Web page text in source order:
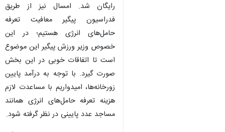
رایگان شد. امسال نیز از طریق
فدراسیون پیگیر معافیت تعرفه
حامل‌های انرژی هستیم؛ در این
خصوص وزیر ورزش پیگیر این موضوع
است تا اتفاقات خوبی در این بخش
صورت گیرد. با توجه به درآمد پایین
زورخانه‌ها، امیدواریم با مساعدت لازم
هزینه تعرفه حامل‌های انرژی همانند
مساجد عدد پایینی در نظر گرفته شود.